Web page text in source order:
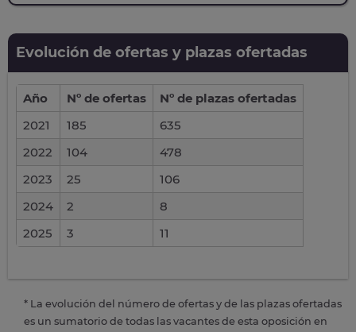
Evolución de ofertas y plazas ofertadas
Año Nº de ofertas
Nº de plazas ofertadas
2021
185
635
2022
104
478
2023
25
106
2024
2
8
2025
3 11
* La evolución del número de ofertas y de las plazas ofertadas
es un sumatorio de todas las vacantes de esta oposición en